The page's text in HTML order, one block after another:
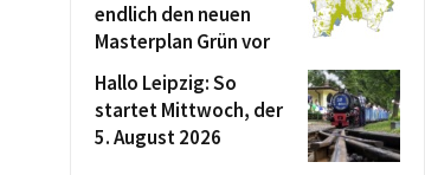
endlich den neuen
Masterplan Grün vor
Hallo Leipzig: So
startet Mittwoch, der
5. August 2026